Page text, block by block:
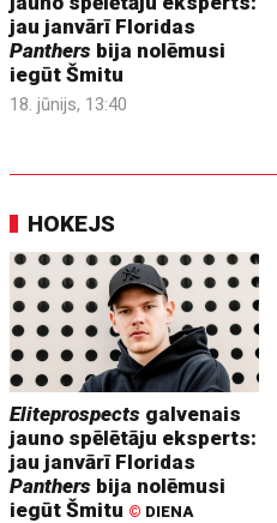
jau janvārī Floridas
Panthers bija nolēmusi
iegūt Šmitu
18. jūnijs, 13:40
HOKEJS
Eliteprospects galvenais
jauno spēlētāju eksperts:
jau janvārī Floridas
Panthers bija nolēmusi
iegūt Šmitu © DIENA